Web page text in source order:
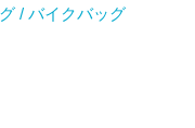
/ バイクバッグ